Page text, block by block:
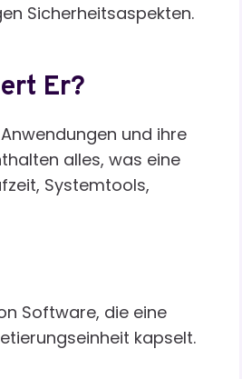
Sicherheitsaspekten.
Er?
und ihre
alles, was eine
Systemtools,
Software, die eine
kapselt.